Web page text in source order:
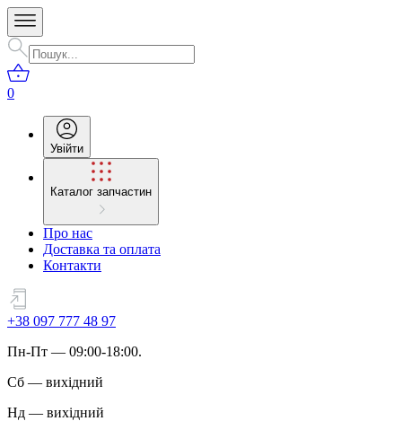
0
Увійти
Каталог запчастин
Про нас
Доставка та оплата
Контакти
+38 097 777 48 97
Пн-Пт — 09:00-18:00.
Сб — вихідний
Нд — вихідний